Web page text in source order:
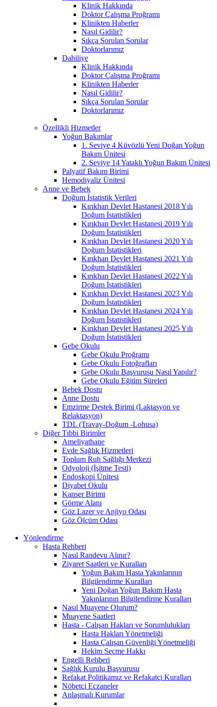
Klinik Hakkında
Doktor Çalışma Proğramı
Klinikten Haberler
Nasıl Gidilir?
Sıkça Sorulan Sorular
Doktorlarımız
Dahiliye
Klinik Hakkında
Doktor Çalışma Proğramı
Klinikten Haberler
Nasıl Gidilir?
Sıkça Sorulan Sorular
Doktorlarımız
Özellikli Hizmetler
Yoğun Bakımlar
1. Seviye 4 Küvözlü Yeni Doğan Yoğun
Bakım Ünitesi
2. Seviye 14 Yataklı Yoğun Bakım Ünitesi
Palyatif Bakım Birimi
Hemodiyaliz Ünitesi
Anne ve Bebek
Doğum İstatistik Verileri
Kırıkhan Devlet Hastanesi 2018 Yılı
Doğum İstatistikleri
Kırıkhan Devlet Hastanesi 2019 Yılı
Doğum İstatistikleri
Kırıkhan Devlet Hastanesi 2020 Yılı
Doğum İstatistikleri
Kırıkhan Devlet Hastanesi 2021 Yılı
Doğum İstatistikleri
Kırıkhan Devlet Hastanesi 2022 Yılı
Doğum İstatistikleri
Kırıkhan Devlet Hastanesi 2023 Yılı
Doğum İstatistikleri
Kırıkhan Devlet Hastanesi 2024 Yılı
Doğum İstatistikleri
Kırıkhan Devlet Hastanesi 2025 Yılı
Doğum İstatistikleri
Gebe Okulu
Gebe Okulu Proğramı
Gebe Okulu Fotoğrafları
Gebe Okulu Başvurusu Nasıl Yapılır?
Gebe Okulu Eğitim Süreleri
Bebek Dostu
Anne Dostu
Emzirme Destek Birimi (Laktasyon ve
Relaktasyon)
TDL (Travay-Doğum -Lohusa)
Diğer Tıbbi Birimler
Ameliyathane
Evde Sağlık Hizmetleri
Toplum Ruh Sağlığı Merkezi
Odyoloji (İşitme Testi)
Endoskopi Ünitesi
Diyabet Okulu
Kanser Birimi
Görme Alanı
Göz Lazer ve Anjiyo Odası
Göz Ölçüm Odası
Yönlendirme
Hasta Rehberi
Nasıl Randevu Alınır?
Ziyaret Saatleri ve Kuralları
Yoğun Bakım Hasta Yakınlarının
Bilgilendirme Kuralları
Yeni Doğan Yoğun Bakım Hasta
Yakınlarının Bilgilendirme Kuralları
Nasıl Muayene Olurum?
Muayene Saatleri
Hasta - Çalışan Hakları ve Sorumlulukları
Hasta Hakları Yönetmeliği
Hasta Çalışan Güvenliği Yönetmeliği
Hekim Seçme Hakkı
Engelli Rehberi
Sağlık Kurulu Başvurusu
Refakat Politikamız ve Refakatçi Kuralları
Nöbetçi Eczaneler
Anlaşmalı Kurumlar